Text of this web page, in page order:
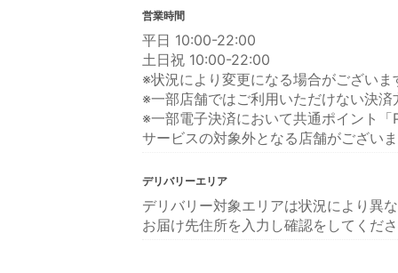
営業時間
平日 10:00-22:00
土日祝 10:00-22:00
※状況により変更になる場合がございま
※一部店舗ではご利用いただけない決済
※一部電子決済において共通ポイント「
サービスの対象外となる店舗がございま
デリバリーエリア
デリバリー対象エリアは状況により異
お届け先住所を入力し確認をしてくださ